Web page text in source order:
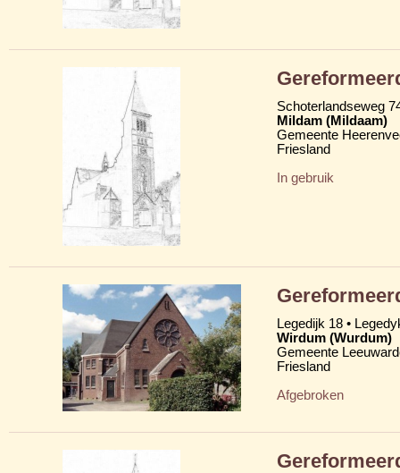
Schoterlandseweg
Mildam (Mildaam)
Gemeente
Friesland
In gebruik
Legedijk 18 •
Wirdum (Wurdum)
Gemeente
Friesland
Afgebroken